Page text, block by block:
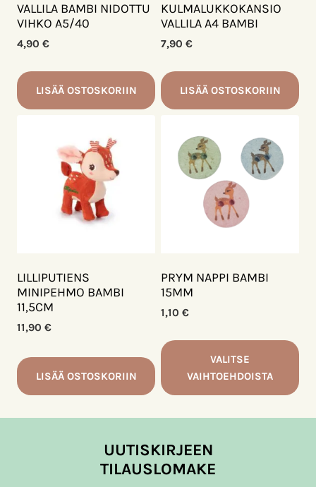
VALLILA BAMBI NIDOTTU
VIHKO A5/40
4,90 €
LISÄÄ OSTOSKORIIN
KULMALUKKOKANSIO
VALLILA A4 BAMBI
7,90 €
LISÄÄ OSTOSKORIIN
LILLIPUTIENS
MINIPEHMO BAMBI
11,5CM
11,90 €
LISÄÄ OSTOSKORIIN
PRYM NAPPI BAMBI
15MM
1,10 €
VALITSE
VAIHTOEHDOISTA
tuotteella
useampi
muunnelma.
UUTISKIRJEEN
TILAUSLOMAKE